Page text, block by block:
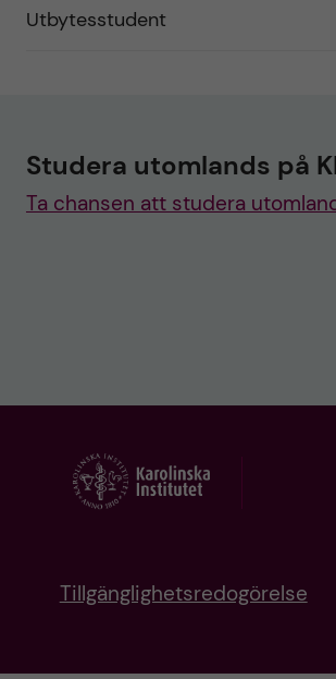
Utbytesstudent
Studera utomlands på
Ta chansen att studera
Tillgänglighetsredogörelse